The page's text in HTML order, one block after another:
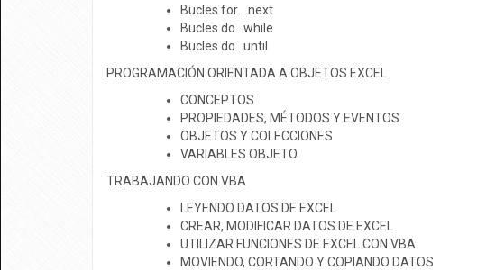
Bucles for.. .next
Bucles do…while
Bucles do…until
PROGRAMACIÓN ORIENTADA A OBJETOS EXCEL
CONCEPTOS
PROPIEDADES, MÉTODOS Y EVENTOS
OBJETOS Y COLECCIONES
VARIABLES OBJETO
TRABAJANDO CON VBA
LEYENDO DATOS DE EXCEL
CREAR, MODIFICAR DATOS DE EXCEL
UTILIZAR FUNCIONES DE EXCEL CON VBA
MOVIENDO, CORTANDO Y COPIANDO DATOS